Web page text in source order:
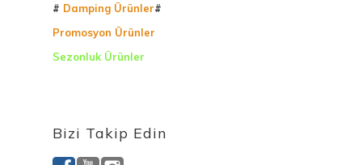
# Damping Ürünler#
Promosyon Ürünler
Sezonluk Ürünler
Bizi Takip Edin